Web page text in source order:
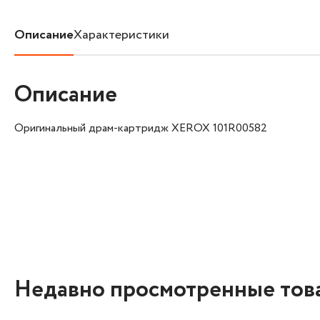
ОписаниеХарактеристики
Описание
Оригинальный драм-картридж XEROX 101R00582
Недавно просмотренные